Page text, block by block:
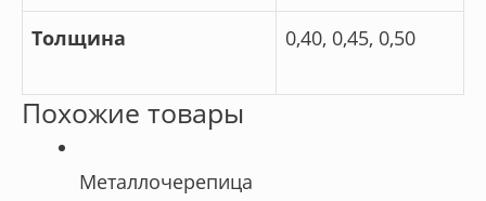
Толщина 0,40, 0,45, 0,50
Похожие товары
Металлочерепица